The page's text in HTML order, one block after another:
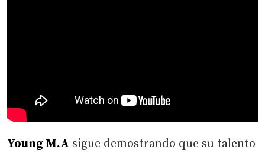
Young M.A sigue demostrando que su talento